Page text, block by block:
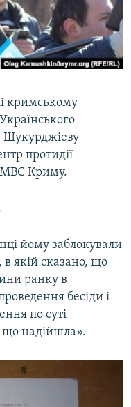
кримському
Шукурджіеву
протидії
МВС Криму.
йому заблокували
якій сказано, що
ранку в
бесіди і
по суті
що надійшла».